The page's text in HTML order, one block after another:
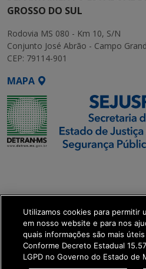
GROSSO DO SUL
Rodovia MS 080 - Km 10, S/N
Conjunto José Abrão - Campo
CEP: 79114-901
MAPA
Transformação Digital
get_footer();
Utilizamos cookies para permitir
em nosso website e para nos
quais informações são mais
Conforme Decreto Estadual
LGPD no Governo do Estado de